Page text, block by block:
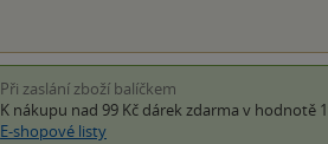
Při zaslání zboží balíčkem
K nákupu nad 99 Kč dárek zdarma v hodnotě
E-shopové listy